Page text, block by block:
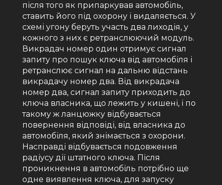
після того як припаркував автомобіль,
ставить його під охорону і видаляється. У
схемі угону беруть участь два лиходія, у
кожного з них є ретранслюючий модуль.
Викрадач номер один отримує сигнал
запиту про пошук ключа від автомобіля і
ретранслює сигнал на дальню відстань
викрадачу номер два. Від викрадача
номер два, сигнал запиту приходить до
ключа власника, що лежить у кишені, і по
такому ж ланцюжку відбувається
повернення відповіді, від власника до
автомобіля, який знімається з охорони.
Насправді відбувається подовження
радіусу дії штатного ключа. Після
проникнення в автомобіль потрібно ще
одне виявлення ключа, для запуску